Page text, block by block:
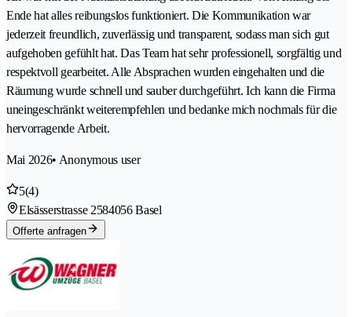
Ende hat alles reibungslos funktioniert. Die Kommunikation war
jederzeit freundlich, zuverlässig und transparent, sodass man sich gut
aufgehoben gefühlt hat. Das Team hat sehr professionell, sorgfältig und
respektvoll gearbeitet. Alle Absprachen wurden eingehalten und die
Räumung wurde schnell und sauber durchgeführt. Ich kann die Firma
uneingeschränkt weiterempfehlen und bedanke mich nochmals für die
hervorragende Arbeit.
Mai 2026• Anonymous user
5(4)
Elsässerstrasse 2584056 Basel
Offerte anfragen